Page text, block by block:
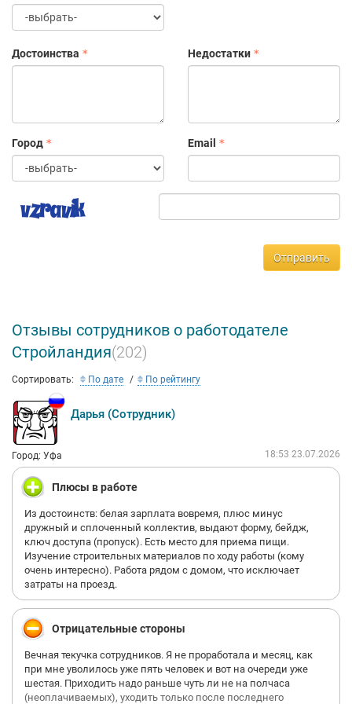
Достоинства Недостатки
Город Email
Отправить
Отзывы сотрудников о работодателе
Стройландия(202)
Сортировать: По дате По рейтингу
Дарья (Сотрудник)
Город: Уфа 18:53 23.07.2026
Плюсы в работе
Из достоинств: белая зарплата вовремя, плюс минус
дружный и сплоченный коллектив, выдают форму, бейдж,
ключ доступа (пропуск). Есть место для приема пищи.
Изучение строительных материалов по ходу работы (кому
очень интересно). Работа рядом с домом, что исключает
затраты на проезд.
Отрицательные стороны
Вечная текучка сотрудников. Я не проработала и месяц, как
при мне уволилось уже пять человек и вот на очереди уже
шестая. Приходить надо раньше чуть ли не на полчаса
(неоплачиваемых), уходить только после последнего